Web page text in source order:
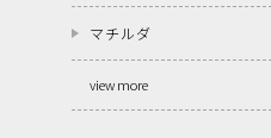
マチルダ
view more